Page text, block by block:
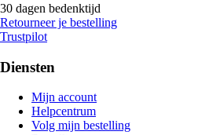
30 dagen bedenktijd
Retourneer je bestelling
Trustpilot
Diensten
Mijn account
Helpcentrum
Volg mijn bestelling